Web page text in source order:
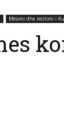
Mësimi dhe recitimi i